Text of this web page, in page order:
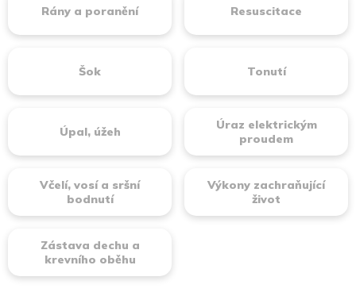
Rány a poranění Resuscitace
Šok Tonutí
Úpal, úžeh
Úraz elektrickým
proudem
Včelí, vosí a sršní
bodnutí
Výkony zachraňující
život
Zástava dechu a
krevního oběhu